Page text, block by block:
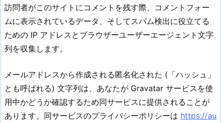
訪問者がこのサイトにコメントを残す際、コメントフォー
ムに表示されているデータ、そしてスパム検出に役立てる
ための IP アドレスとブラウザーユーザーエージェント文字
列を収集します。
メールアドレスから作成される匿名化された (「ハッシュ」
とも呼ばれる) 文字列は、あなたが Gravatar サービスを使
用中かどうか確認するため同サービスに提供されることが
あります。同サービスのプライバシーポリシーは https://au